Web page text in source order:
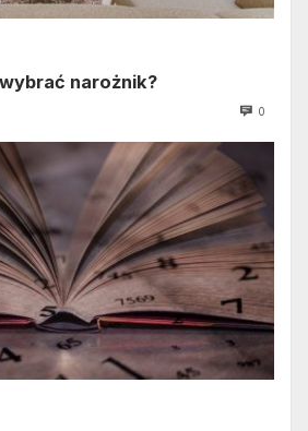
narożnik?
0